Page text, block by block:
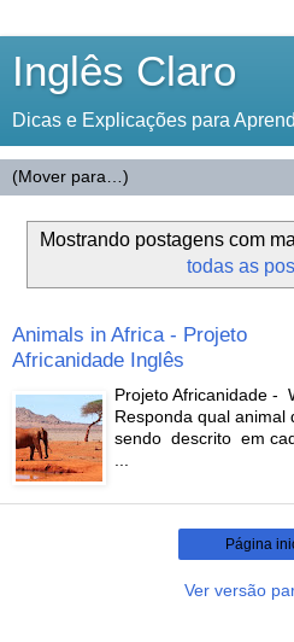
Inglês Claro
Dicas e Explicações para
Mostrando postagens com
todas as
Animals in Africa - Projeto
Africanidade Inglês
Projeto Africanidade -
Responda qual
sendo descrito em
Página
Ver versão